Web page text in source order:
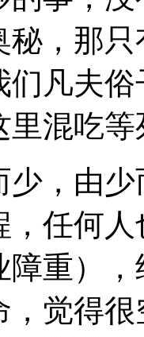
秘，那
们凡夫
里混吃
由少
，任何
障重）
，觉得